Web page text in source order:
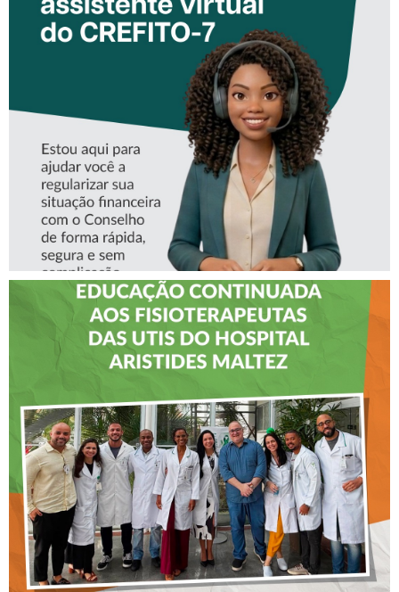
CONHEÇA A ‘ALINE’,
ASSISTENTE VIRTUAL DO
CREFITO-7
CREFITO-7 LEVA EDUCAÇÃO
CONTINUADA AOS
FISIOTERAPEUTAS DAS UTIs
DO HOSPITAL ARISTIDES
MALTEZ